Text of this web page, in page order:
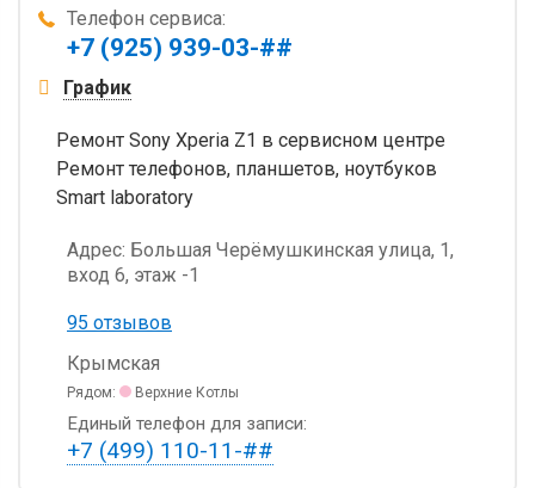
Телефон сервиса:
+7 (925) 939-03-##
График
Ремонт Sony Xperia Z1 в сервисном центре
Ремонт телефонов, планшетов, ноутбуков
Smart laboratory
Адрес: Большая Черёмушкинская улица, 1,
вход 6, этаж -1
95 отзывов
Крымская
Рядом: Верхние Котлы
Единый телефон для записи:
+7 (499) 110-11-##